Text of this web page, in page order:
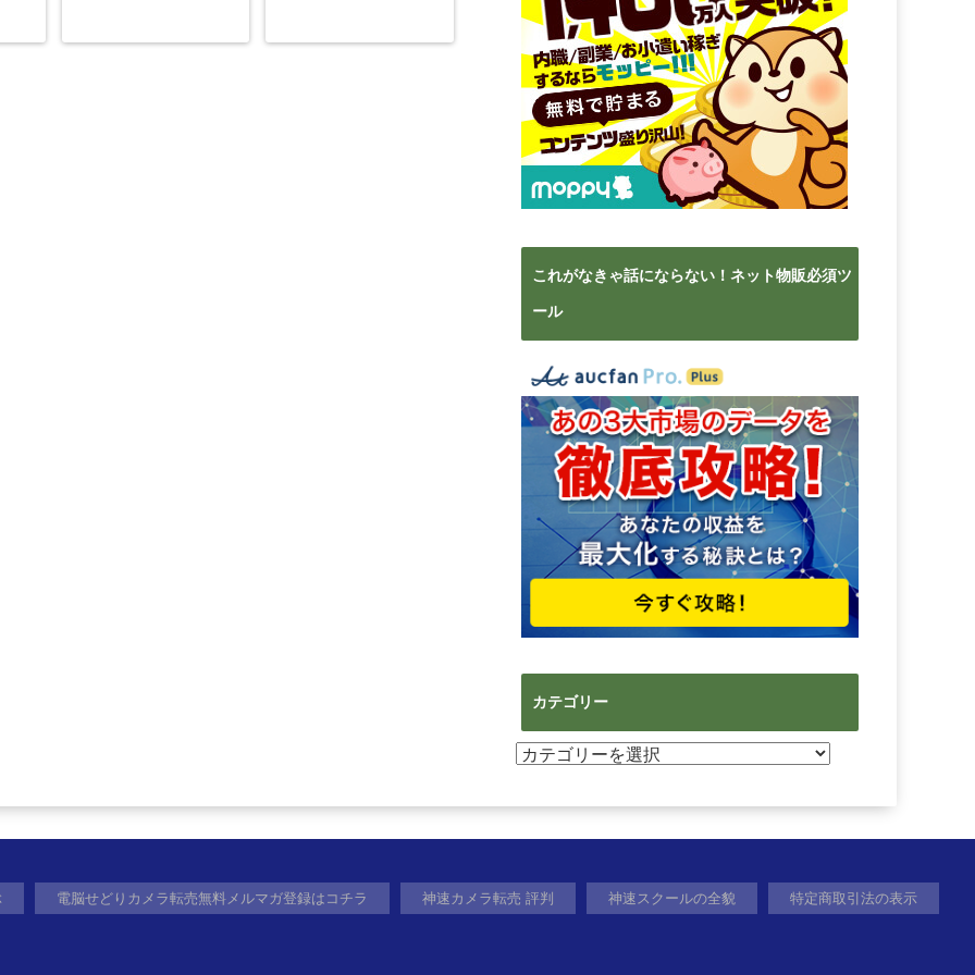
これがなきゃ話にならない！ネット物販必須ツ
ール
カテゴリー
カ
ー
電脳せどりカメラ転売無料メルマガ登録はコチラ 神速カメラ転売 評判 神速スクールの全貌 特定商取引法の表示